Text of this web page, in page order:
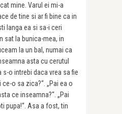
mine. Varul ei mi-a
de tine si ar fi bine ca in
langa ea si sa-i ceri
sat la bunica-mea, in
la un bal, numai ca
asta cu cerutul
s-o intrebi daca vrea sa fie
o sa zica?“. „Pai ea o
ce inseamna?“. „Pai
pupa!“. Asa a fost, tin